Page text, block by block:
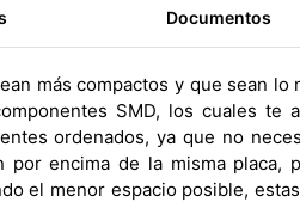
Documentos
más compactos y que sean lo
SMD, los cuales te
ordenados, ya que no
encima de la misma placa,
el menor espacio posible,